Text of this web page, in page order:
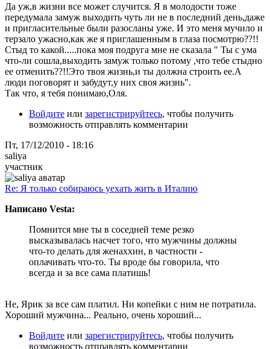
Да уж,в жизни все может случится. Я в молодости тоже
передумала замуж выходить чуть ли не в последний день,даже
и пригласительные были разосланы уже. И это меня мучило и
терзало ужасно,как же я приглашенным в глаза посмотрю??!!
Стыд то какой.....пока моя подруга мне не сказала " Ты с ума
что-ли сошла,выходить замуж только потому ,что тебе стыдно
ее отменить??!!Это твоя жизнь,и ты должна строить ее.А
люди поговорят и забудут,у них своя жизнь".
Так что, я тебя понимаю,Оля.
Войдите или зарегистрируйтесь, чтобы получить
возможность отправлять комментарии
Пт, 17/12/2010 - 18:16
saliya
участник
Re: Я только собираюсь уехать жить в Италию
Написано Vesta:
Помнится мне ты в соседней теме резко
высказывалась насчет того, что мужчины должны
что-то делать для женаххин, в частности -
оплачивать что-то. Ты вроде бы говорила, что
всегда и за все сама платишь!
Не, Ярик за все сам платил. Ни копейки с ним не потратила.
Хороший мужчина... Реально, очень хороший...
Войдите или зарегистрируйтесь, чтобы получить
возможность отправлять комментарии